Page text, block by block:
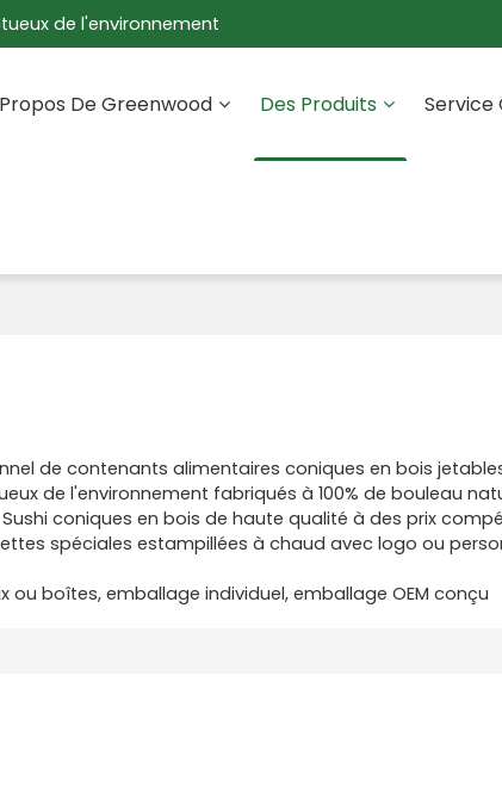
de l'environnement
De Greenwood Des Produits Service
de contenants alimentaires coniques en bois
de l'environnement fabriqués à 100% de bouleau
coniques en bois de haute qualité à des prix
spéciales estampillées à chaud avec logo ou
boîtes, emballage individuel, emballage OEM conçu